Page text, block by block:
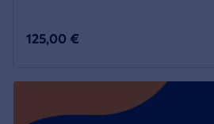
125,00 €